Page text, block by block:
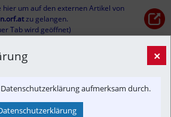
hier um auf den externen Artikel von
zu gelangen.
Tab wird geöffnet)
Branchenbeitrag In-Motion Störung
×
aufmerksam durch.